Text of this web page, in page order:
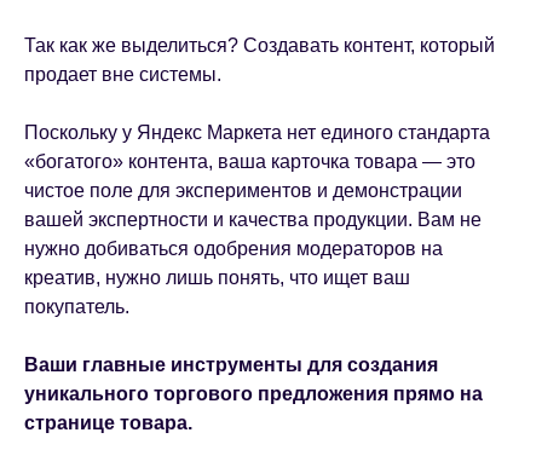
Так как же выделиться? Создавать контент, который
продает вне системы.
Поскольку у Яндекс Маркета нет единого стандарта
«богатого» контента, ваша карточка товара — это
чистое поле для экспериментов и демонстрации
вашей экспертности и качества продукции. Вам не
нужно добиваться одобрения модераторов на
креатив, нужно лишь понять, что ищет ваш
покупатель.
Ваши главные инструменты для создания
уникального торгового предложения прямо на
странице товара.